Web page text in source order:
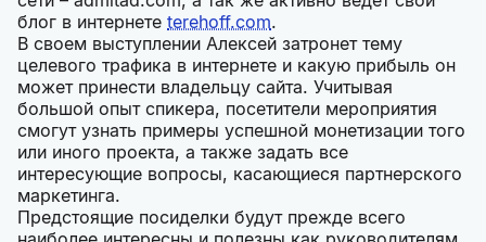
блог в интернете terehoff.com.
В своем выступлении Алексей затронет тему
целевого трафика в интернете и какую прибыль он
может принести владельцу сайта. Учитывая
большой опыт спикера, посетители мероприятия
смогут узнать примеры успешной монетизации того
или иного проекта, а также задать все
интересующие вопросы, касающиеся партнерского
маркетинга.
Предстоящие посиделки будут прежде всего